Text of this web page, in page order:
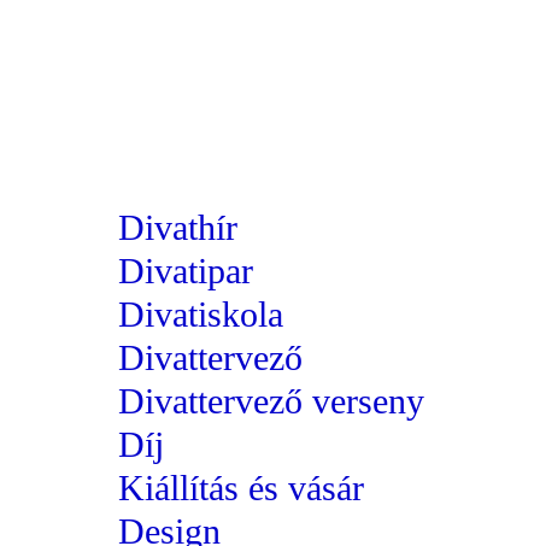
Divathír
Divatipar
Divatiskola
Divattervező
Divattervező verseny
Díj
Kiállítás és vásár
Design